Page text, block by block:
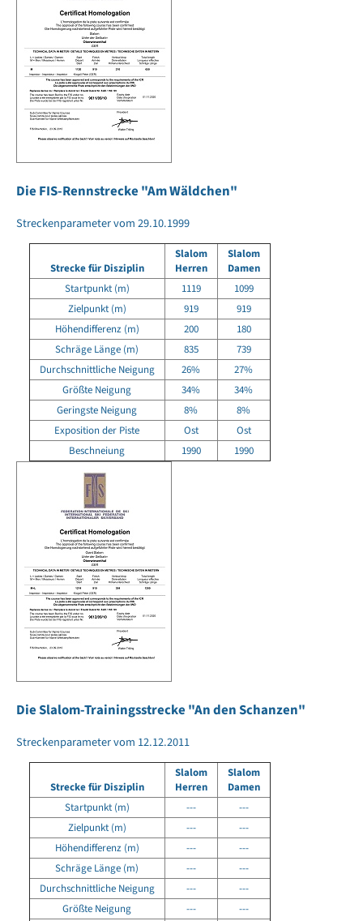
Die FIS-Rennstrecke "Am Wäldchen"
Streckenparameter vom 29.10.1999
Strecke für Disziplin
Slalom
Herren
Slalom
Damen
Startpunkt (m)
1119
1099
Zielpunkt (m)
919
919
Höhendifferenz (m)
200
180
Schräge Länge (m)
835
739
Durchschnittliche Neigung
26%
27%
Größte Neigung
34%
34%
Geringste Neigung
8%
8%
Exposition der Piste
Ost
Ost
Beschneiung
1990 1990
Die Slalom-Trainingsstrecke "An den Schanzen"
Streckenparameter vom 12.12.2011
Strecke für Disziplin
Slalom
Herren
Slalom
Damen
Startpunkt (m)
---
---
Zielpunkt (m)
---
---
Höhendifferenz (m)
---
---
Schräge Länge (m)
---
---
Durchschnittliche Neigung
---
---
Größte Neigung
---
---